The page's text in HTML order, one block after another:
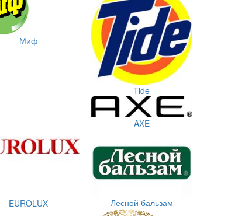
Миф
Tide
EUROLUX
AXE
Лесной бальзам